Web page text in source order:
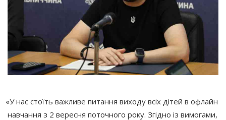
«Унас стоїть важливе питання виходу всіх дітей в офлайн
навчання з 2 вересня поточного року. Згідно із вимогами,